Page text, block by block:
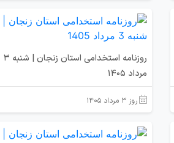
روزنامه استخدامی استان زنجان | شنبه 3
مرداد 1405
روز ۳ مرداد ۱۴۰۵